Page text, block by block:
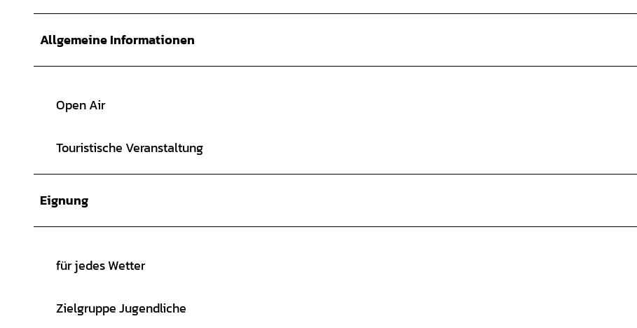
Allgemeine Informationen
Open Air
Touristische Veranstaltung
Eignung
für jedes Wetter
Zielgruppe Jugendliche